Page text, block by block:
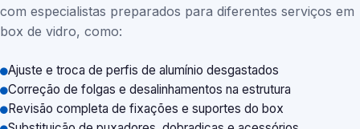
com especialistas preparados para diferentes serviços em
box de vidro, como:
Ajuste e troca de perfis de alumínio desgastados
Correção de folgas e desalinhamentos na estrutura
Revisão completa de fixações e suportes do box